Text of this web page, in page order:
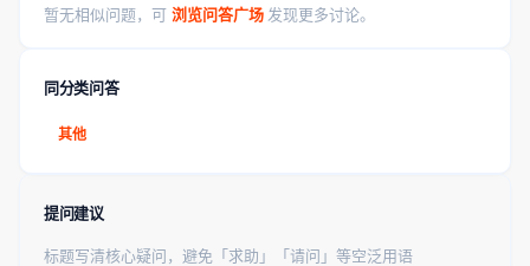
暂无相似问题，可 浏览问答广场 发现更多讨论。
同分类问答
其他
提问建议
标题写清核心疑问，避免「求助」「请问」等空泛用语